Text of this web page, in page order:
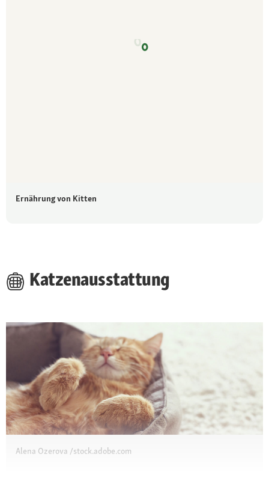
Ernährung von Kitten
Katzenausstattung
Alena Ozerova /stock.adobe.com